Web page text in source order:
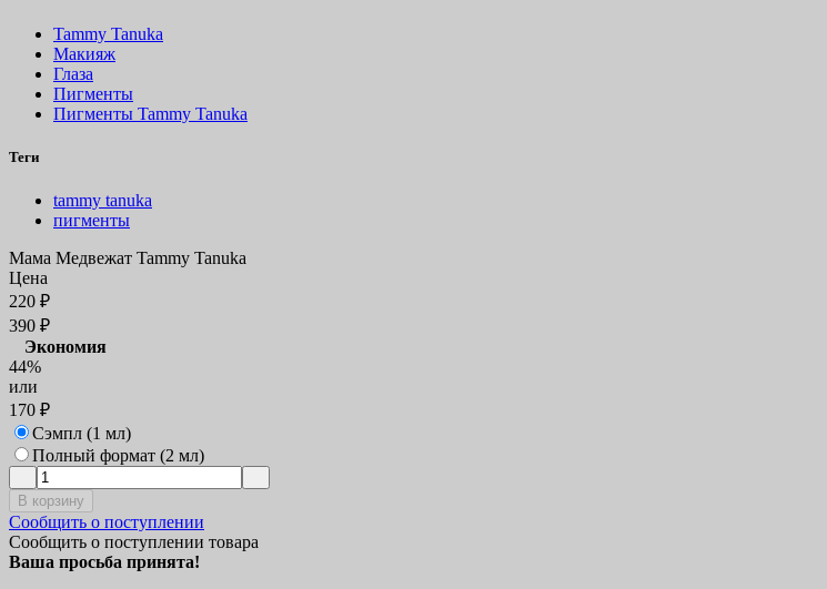
Tammy Tanuka
Макияж
Глаза
Пигменты
Пигменты Tammy Tanuka
Теги
tammy tanuka
пигменты
Мама Медвежат Tammy Tanuka
Цена
220 ₽
390 ₽
Экономия
44%
или
170 ₽
Сэмпл (1 мл)
Полный формат (2 мл)
В корзину
Сообщить о поступлении
Сообщить о поступлении товара
Ваша просьба принята!